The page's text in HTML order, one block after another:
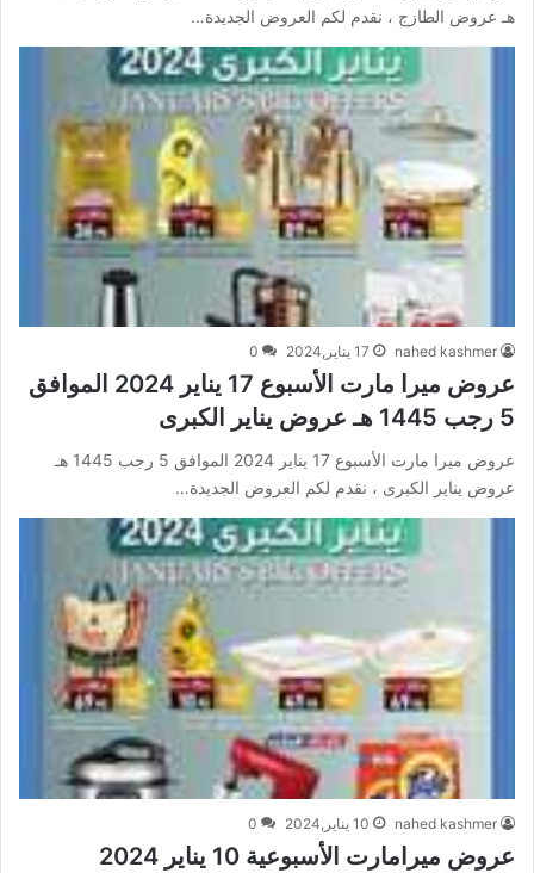
هـ عروض الطازج ، نقدم لكم العروض الجديدة…
nahed kashmer 17 يناير,2024 0
عروض ميرا مارت الأسبوع 17 يناير 2024 الموافق
5 رجب 1445 هـ عروض يناير الكبرى
عروض ميرا مارت الأسبوع 17 يناير 2024 الموافق 5 رجب 1445 هـ
عروض يناير الكبرى ، نقدم لكم العروض الجديدة…
nahed kashmer 10 يناير,2024 0
عروض ميرامارت الأسبوعية 10 يناير 2024